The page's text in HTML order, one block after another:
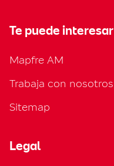
Te puede interesar
Mapfre AM
Trabaja con nosotros
Sitemap
Legal